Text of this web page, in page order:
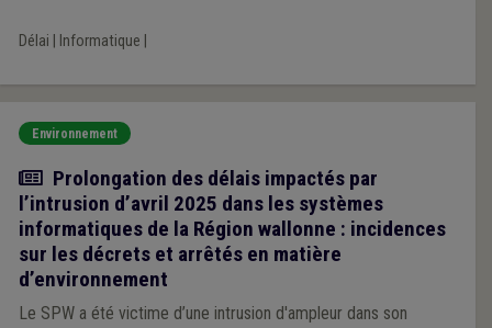
Délai Informatique
Environnement
Actualité
Prolongation des délais impactés par
l’intrusion d’avril 2025 dans les systèmes
informatiques de la Région wallonne : incidences
sur les décrets et arrêtés en matière
d’environnement
Le SPW a été victime d’une intrusion d'ampleur dans son